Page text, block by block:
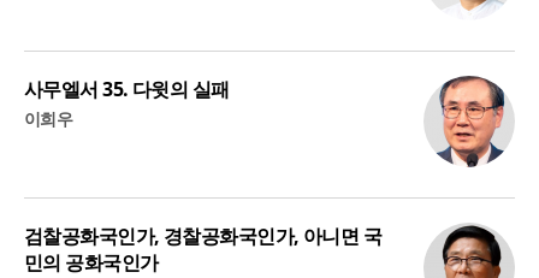
사무엘서 35. 다윗의 실패
이희우
검찰공화국인가, 경찰공화국인가, 아니면 국
민의 공화국인가